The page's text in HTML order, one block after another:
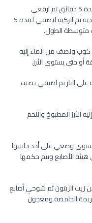
?افصلي أوراق الملفوف ثم اسلقيها لمدة 5 دقائق ثم ارفعي
الملفوف من الماء ثم بردية بالمياه العادية ثم اتركية ليصفي لمدة 5
متوسطة الطول.
ونصف من الماء إليه
على النار ثم اضيفي نصف
الأرز المطبوخ واللحم
وضعي على أحد جانبيها
هيئة الأصابع ويتم حكمها
الزيتون ثم شوحي أصابع
الكريمة الحامضة ومعجون